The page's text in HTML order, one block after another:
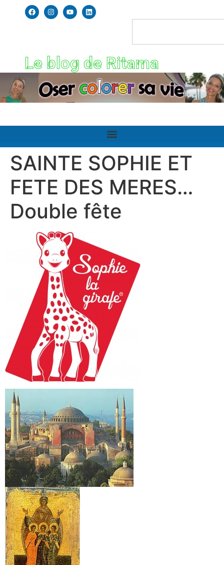
Le blog de Ritama
SAINTE SOPHIE ET
FETE DES MERES…
Double fête